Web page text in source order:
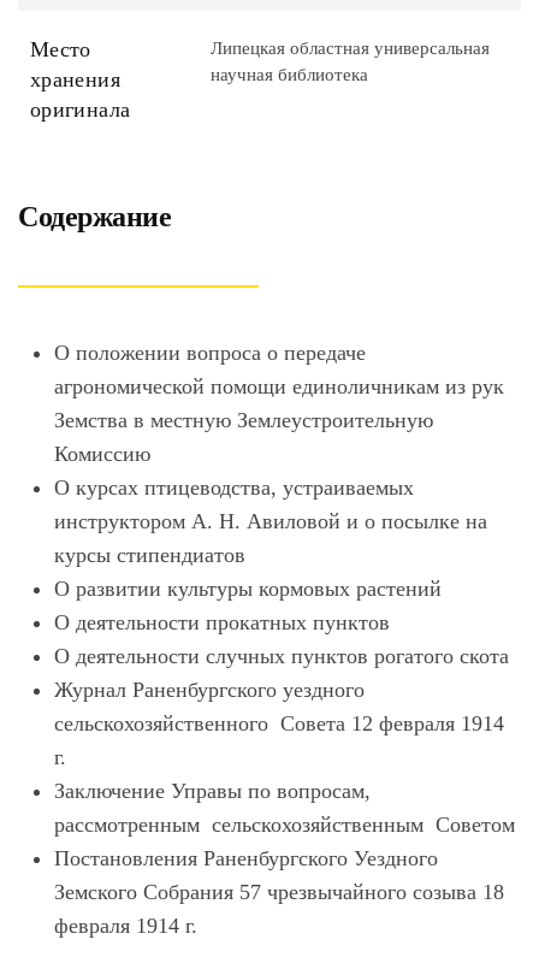
Место
хранения
оригинала
Липецкая областная универсальная
научная библиотека
Содержание
О положении вопроса о передаче
агрономической помощи единоличникам из рук
Земства в местную Землеустроительную
Комиссию
О курсах птицеводства, устраиваемых
инструктором А. Н. Авиловой и о посылке на
курсы стипендиатов
О развитии культуры кормовых растений
О деятельности прокатных пунктов
О деятельности случных пунктов рогатого скота
Журнал Раненбургского уездного
сельскохозяйственного Совета 12 февраля 1914
г.
Заключение Управы по вопросам,
рассмотренным сельскохозяйственным Советом
Постановления Раненбургского Уездного
Земского Собрания 57 чрезвычайного созыва 18
февраля 1914 г.